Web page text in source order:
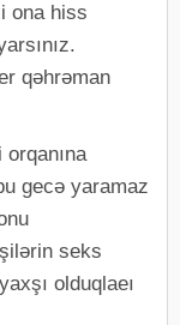
ona hiss
qəhrəman
gecə yaramaz
seks
olduqlaeı